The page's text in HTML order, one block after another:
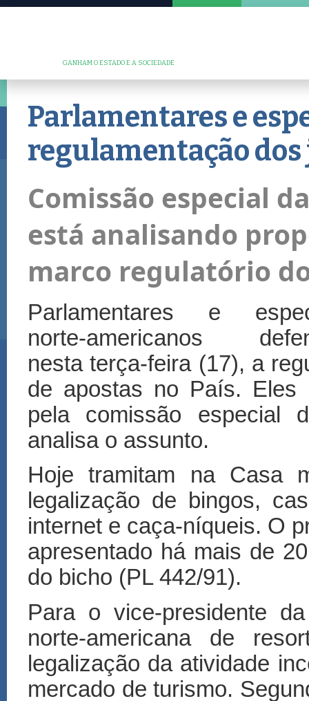
GANHAM O ESTADO E A SOCIEDADE
Parlamentares e
regulamentação dos
Comissão especial
está analisando
marco regulatório
Parlamentares e
norte-americanos
nesta terça-feira (17), a
de apostas no País. Eles
pela comissão especial
analisa o assunto.
Hoje tramitam na Casa
legalização de bingos,
internet e caça-níqueis. O
apresentado há mais de
do bicho (PL 442/91).
Para o vice-presidente
norte-americana de
legalização da atividade
mercado de turismo.